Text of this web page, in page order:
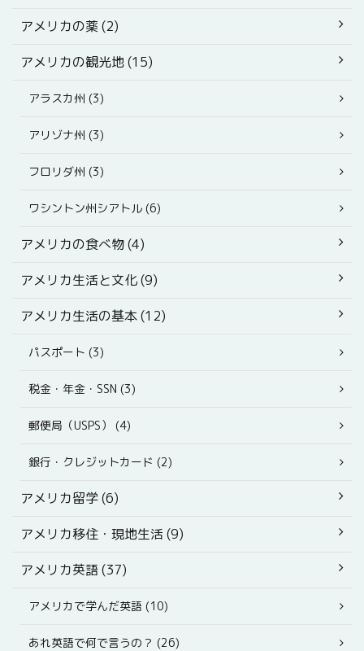
アメリカの薬 (2)
アメリカの観光地 (15)
アラスカ州 (3)
アリゾナ州 (3)
フロリダ州 (3)
ワシントン州シアトル (6)
アメリカの食べ物 (4)
アメリカ生活と文化 (9)
アメリカ生活の基本 (12)
パスポート (3)
税金・年金・SSN (3)
郵便局（USPS） (4)
銀行・クレジットカード (2)
アメリカ留学 (6)
アメリカ移住・現地生活 (9)
アメリカ英語 (37)
アメリカで学んだ英語 (10)
あれ英語で何で言うの？ (26)